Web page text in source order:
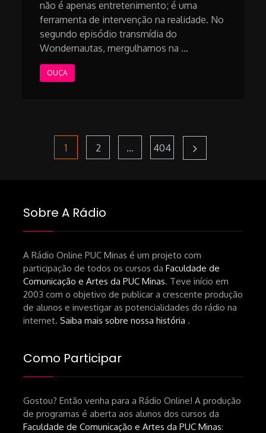
não é apenas entretenimento; é uma
ferramenta de intervenção na realidade. ​No
segundo episódio transmídia do
Wondernautas, mergulhamos na …
OUÇA
Paginação
de
posts
Page
1 Page
2 … Page
404
Sobre A Rádio
A Rádio Online PUC Minas é um projeto com
participação de todos os cursos da Faculdade de
Comunicação e Artes da PUC Minas. Teve início em
2003 com o objetivo de publicar a crescente produção
de alunos e investigar as potencialidades do rádio na
internet. Saiba mais sobre nossa história .
Como Participar
Gostou? Então venha para a Rádio Online! A produção
de programas é aberta aos alunos dos cursos da
Faculdade de Comunicação e Artes da PUC Minas: